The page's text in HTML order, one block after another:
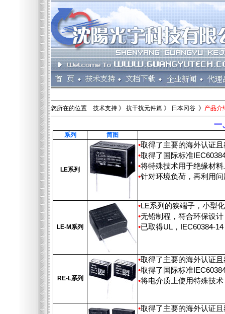
您所在的位置 技术支持 》 抗干扰元件篇 》 日本冈谷 》 产品介
一
系列 简图
LE系列
•取得了主要的海外认证
•取得了国际标准
•将特殊技术用于绝缘材
•针对环境负荷，再利用
LE-M系列
•LE系列的狭端子，小型
•无铅制程，符合环保设计
•已取得UL，IEC60384-
RE-L系列
•取得了主要的海外认证
•取得了国际标准
•将电介质上使用特殊技
•取得了主要的海外认证